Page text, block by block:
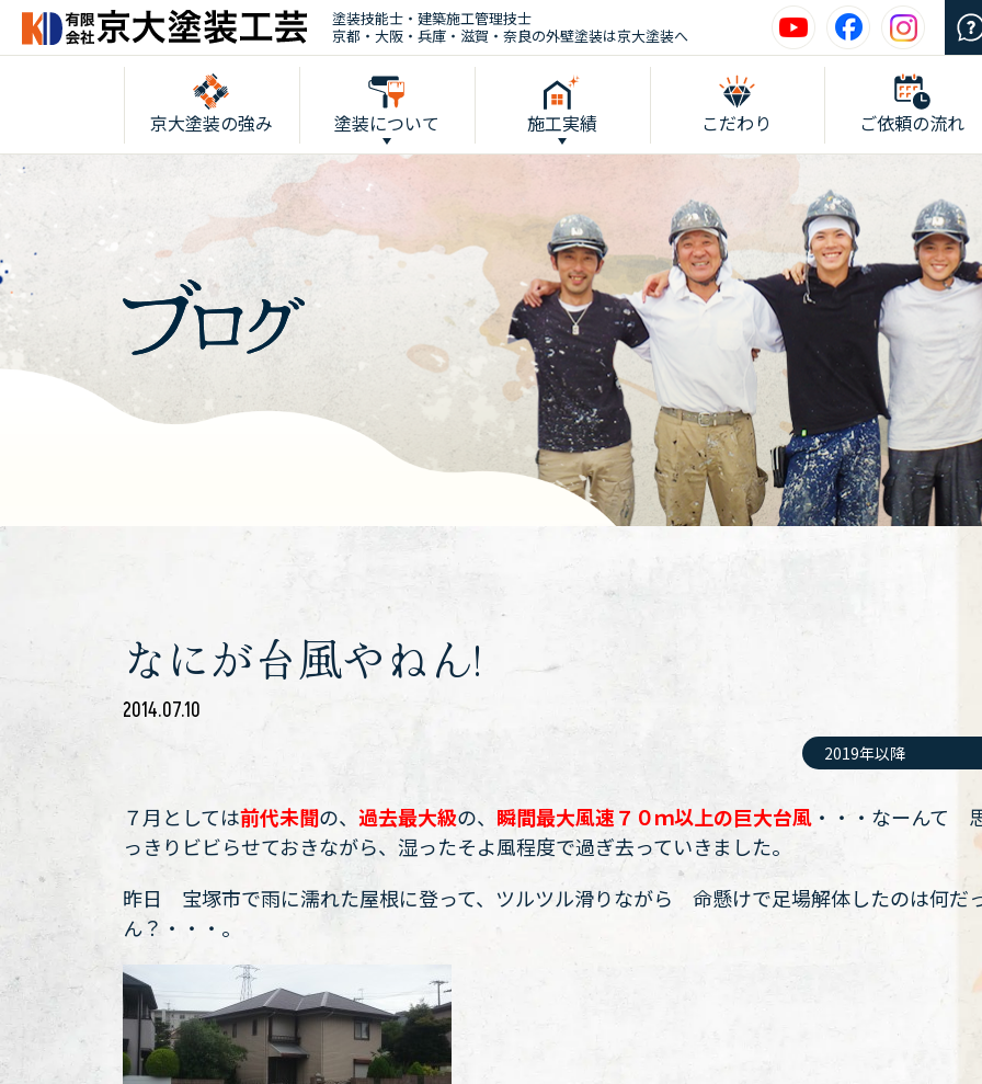
塗装技能士・建築施工管理技士
京都・大阪・兵庫・滋賀・奈良の外壁塗装は京大塗装へ
京大塗装の強み 塗装について 施工実績 こだわり ご依頼の流れ
なにが台風やねん!
2014.07.10
2019年以降
７月としては前代未聞の、 過去最大級の、 瞬間最大風速７０ｍ以上の巨大台風 ・・・なーんて
っきりビビらせておきながら、湿ったそよ風程度で過ぎ去っていきました。
昨日 宝塚市で雨に濡れた屋根に登って、ツルツル滑りながら 命懸けで足場解体したのは何だ
ん？・・・。